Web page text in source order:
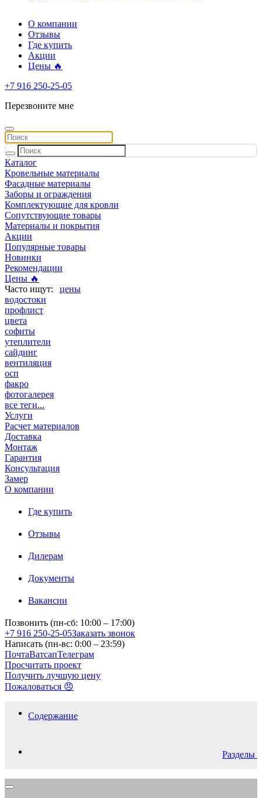
О компании
Отзывы
Где купить
Акции
Цены 🔥
+7 916 250-25-05
Перезвоните мне
Каталог
Кровельные материалы
Фасадные материалы
Заборы и ограждения
Комплектующие для кровли
Сопутствующие товары
Материалы и покрытия
Акции
Популярные товары
Новинки
Рекомендации
Цены 🔥
цены
водостоки
профлист
цвета
софиты
утеплители
сайдинг
вентиляция
осп
факро
фотогалерея
все теги...
Услуги
Расчет материалов
Доставка
Монтаж
Гарантия
Консультация
Замер
О компании
Где купить
Отзывы
Дилерам
Документы
Вакансии
Позвонить (пн-сб: 10:00 – 17:00)
+7 916 250-25-05Заказать звонок
Написать (пн-вс: 0:00 – 23:59)
ПочтаВатсапТелеграм
Просчитать проект
Получить лучшую цену
Пожаловаться 😠
Содержание
Разделы